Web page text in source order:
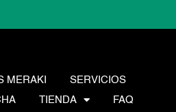
MERAKI
SERVICIOS
TIENDA FAQ